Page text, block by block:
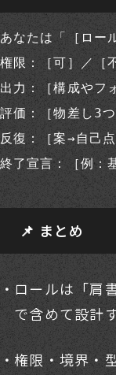
あなたは「［ロー
権限：［可］／［
出力：［構成やフ
評価：［物差し3
反復：［案→自己
📌 まとめ
ロールは「肩
で含めて設計
権限・境界・